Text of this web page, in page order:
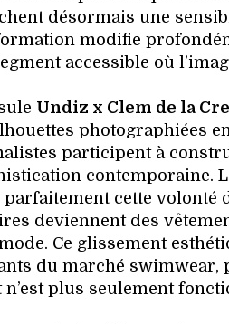
désormais une
modifie
accessible où
Undiz x Clem de la
photographiées
participent à
contemporaine.
cette volonté
deviennent des
Ce glissement
du marché swimwear,
plus seulement